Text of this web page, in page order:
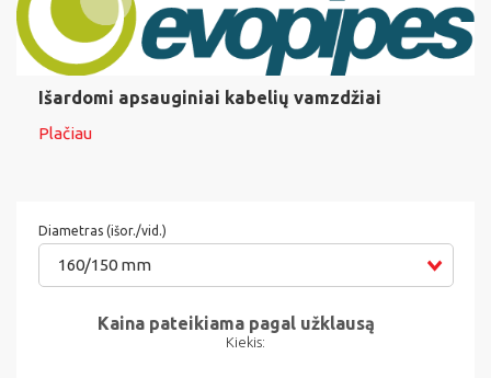
Išardomi apsauginiai kabelių vamzdžiai
Plačiau
Diametras (išor./vid.)
160/150 mm
Kaina pateikiama pagal užklausą
Kiekis: